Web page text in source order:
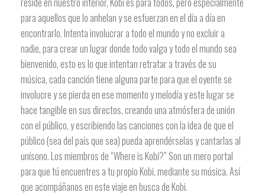
para aquellos que lo anhelan y se esfuerzan en el día a día en
encontrarlo. Intenta involucrar a todo el mundo y no excluir a
nadie, para crear un lugar donde todo valga y todo el mundo sea
bienvenido, esto es lo que intentan retratar a través de su
música, cada canción tiene alguna parte para que el oyente se
involucre y se pierda en ese momento y melodía y este lugar se
hace tangible en sus directos, creando una atmósfera de unión
con el público, y escribiendo las canciones con la idea de que el
público (sea del país que sea) pueda aprendérselas y cantarlas al
unísono. Los miembros de “Where is Kobi?” Son un mero portal
para que tú encuentres a tu propio Kobi, mediante su música. Así
que acompáñanos en este viaje en busca de Kobi.